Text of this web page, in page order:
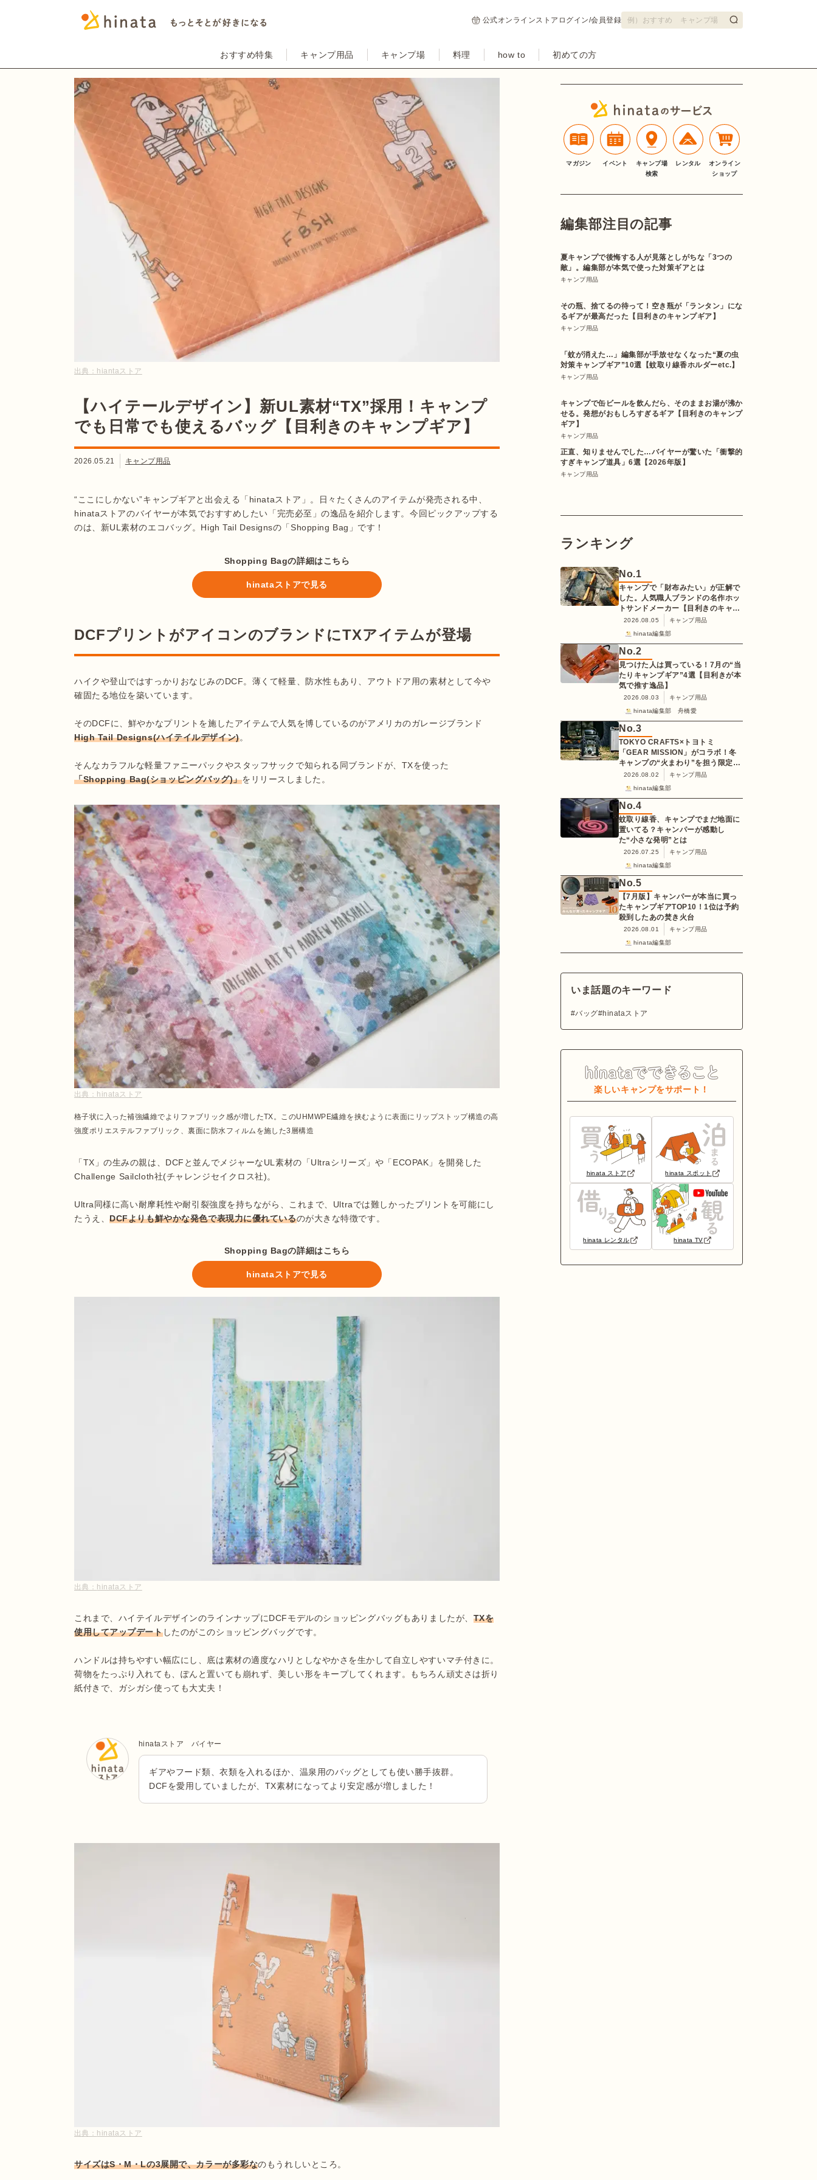
公式オンラインストア ログイン/会員登録
おすすめ特集 キャンプ用品 キャンプ場 料理 how to 初めての方
出典： hiantaストア
【ハイテールデザイン】新UL素材“TX”採用！キャンプ
でも日常でも使えるバッグ【目利きのキャンプギア】
2026.05.21 キャンプ用品
“ここにしかない”キャンプギアと出会える「hinataストア」。日々たくさんのアイテムが発売される中、
hinataストアのバイヤーが本気でおすすめしたい「完売必至」の逸品を紹介します。今回ピックアップする
のは、新UL素材のエコバッグ。High Tail Designsの「Shopping Bag」です！
Shopping Bagの詳細はこちら
hinataストアで見る
DCFプリントがアイコンのブランドにTXアイテムが登場
ハイクや登山ではすっかりおなじみのDCF。薄くて軽量、防水性もあり、アウトドア用の素材として今や
確固たる地位を築いています。
そのDCFに、鮮やかなプリントを施したアイテムで人気を博しているのがアメリカのガレージブランド
High Tail Designs(ハイテイルデザイン)。
そんなカラフルな軽量ファニーパックやスタッフサックで知られる同ブランドが、TXを使った
「Shopping Bag(ショッピングバッグ)」をリリースしました。
出典： hinataストア
格子状に入った補強繊維でよりファブリック感が増したTX。このUHMWPE繊維を挟むように表面にリップストップ構造の高
強度ポリエステルファブリック、裏面に防水フィルムを施した3層構造
「TX」の生みの親は、DCFと並んでメジャーなUL素材の「Ultraシリーズ」や「ECOPAK」を開発した
Challenge Sailcloth社(チャレンジセイクロス社)。
Ultra同様に高い耐摩耗性や耐引裂強度を持ちながら、これまで、Ultraでは難しかったプリントを可能にし
たうえ、DCFよりも鮮やかな発色で表現力に優れているのが大きな特徴です。
Shopping Bagの詳細はこちら
hinataストアで見る
出典： hinataストア
これまで、ハイテイルデザインのラインナップにDCFモデルのショッピングバッグもありましたが、 TXを
使用してアップデートしたのがこのショッピングバッグです。
ハンドルは持ちやすい幅広にし、底は素材の適度なハリとしなやかさを生かして自立しやすいマチ付きに。
荷物をたっぷり入れても、ぽんと置いても崩れず、美しい形をキープしてくれます。もちろん頑丈さは折り
紙付きで、ガシガシ使っても大丈夫！
hinataストア バイヤー
ギアやフード類、衣類を入れるほか、温泉用のバッグとしても使い勝手抜群。
DCFを愛用していましたが、TX素材になってより安定感が増しました！
出典： hinataストア
サイズはS・M・Lの3展開で、カラーが多彩なのもうれしいところ。
マガジン イベント
キャンプ場
検索
レンタル
オンライン
ショップ
編集部注目の記事
夏キャンプで後悔する人が見落としがちな「3つの
敵」。編集部が本気で使った対策ギアとは
キャンプ用品
その瓶、捨てるの待って！空き瓶が「ランタン」にな
るギアが最高だった【目利きのキャンプギア】
キャンプ用品
「蚊が消えた…」編集部が手放せなくなった“夏の虫
対策キャンプギア”10選【蚊取り線香ホルダーetc.】
キャンプ用品
キャンプで缶ビールを飲んだら、そのままお湯が沸か
せる。発想がおもしろすぎるギア【目利きのキャンプ
ギア】
キャンプ用品
正直、知りませんでした…バイヤーが驚いた「衝撃的
すぎキャンプ道具」6選【2026年版】
キャンプ用品
ランキング
No.1
キャンプで「財布みたい」が正解で
した。人気職人ブランドの名作ホッ
トサンドメーカー【目利きのキャン
プギア】
2026.08.05
キャンプ用品
hinata編集部
No.2
見つけた人は買っている！7月の“当
たりキャンプギア”4選【目利きが本
気で推す逸品】
2026.08.03
キャンプ用品
hinata編集部 舟橋愛
No.3
TOKYO CRAFTS×トヨトミ
「GEAR MISSION」がコラボ！冬
キャンプの“火まわり”を担う限定
K3クッキングストーブが登場
2026.08.02
キャンプ用品
hinata編集部
No.4
蚊取り線香、キャンプでまだ地面に
置いてる？キャンパーが感動し
た“小さな発明”とは
2026.07.25
キャンプ用品
hinata編集部
No.5
【7月版】キャンパーが本当に買っ
たキャンプギアTOP10！1位は予約
殺到したあの焚き火台
2026.08.01
キャンプ用品
hinata編集部
いま話題のキーワード
バッグ hinataストア
楽しいキャンプをサポート！
hinata ストア hinata スポット
hinata レンタル hinata TV